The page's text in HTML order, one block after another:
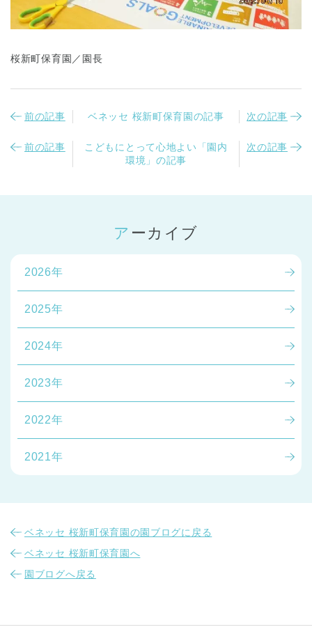
神奈川県 神奈川県 全域
千葉県 全域
埼玉県
兵庫県 全域
桜新町保育園／園長
前の記事 ベネッセ 桜新町保育園の記事 次の記事
前の記事
こどもにとって心地よい「園内
環境」の記事
次の記事
アーカイブ
2026年
2025年
2024年
2023年
2022年
2021年
ベネッセ 桜新町保育園の園ブログに戻る
ベネッセ 桜新町保育園へ
園ブログへ戻る